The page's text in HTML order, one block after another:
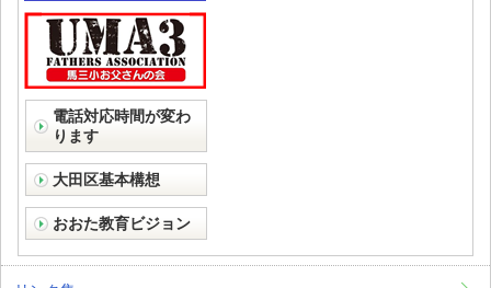
電話対応時間が変わ
ります
大田区基本構想
おおた教育ビジョン